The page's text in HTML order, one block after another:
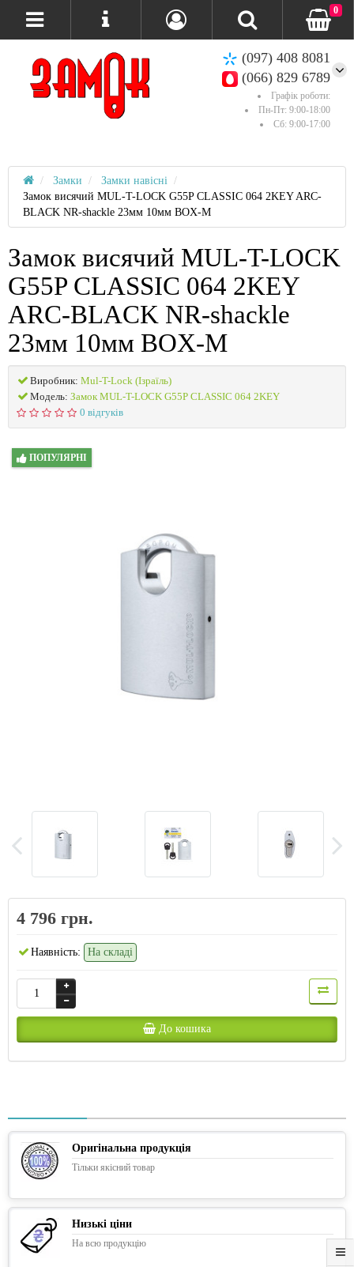
(097) 408 8081
(066) 829 6789
Графік роботи:
Пн-Пт: 9:00-18:00
Сб: 9:00-17:00
0
Замки
Замки навісні
Замок висячий MUL-T-LOCK G55P CLASSIC 064 2KEY ARC-
BLACK NR-shackle 23мм 10мм BOX-M
Замок висячий MUL-T-LOCK
G55P CLASSIC 064 2KEY
ARC-BLACK NR-shackle
23мм 10мм BOX-M
Виробник: Mul-T-Lock (Ізраїль)
Модель: Замок MUL-T-LOCK G55P CLASSIC 064 2KEY
0 відгуків
ПОПУЛЯРНІ
4 796 грн.
Наявність: На складі
До кошика
Оригінальна продукція
Тільки якісний товар
Низькі ціни
На всю продукцію